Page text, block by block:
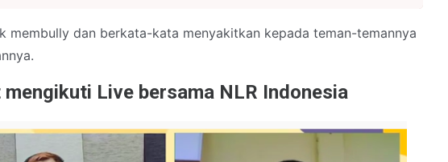
membully dan berkata-kata menyakitkan kepada teman-temannya
mengikuti Live bersama NLR Indonesia